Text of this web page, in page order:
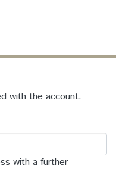
with the account.
with a further